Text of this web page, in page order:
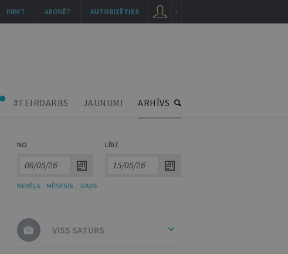
#TEIRDARBS JAUNUMI ARHĪVS
NO LĪDZ
NEDĒĻA MĒNESIS GADS
VISS SATURS
AUTORIZĒTIES
ABONĒT
PIRKT